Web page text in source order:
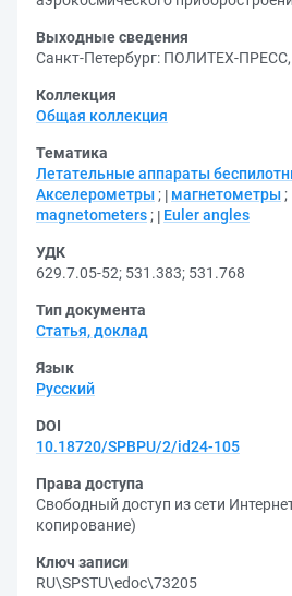
Выходные сведения
Санкт-Петербург: ПОЛИТЕХ-
Коллекция
Общая коллекция
Тематика
Летательные аппараты
Акселерометры ; магнетометры ;
magnetometers ; Euler angles
УДК
629.7.05-52; 531.383; 531.768
Тип документа
Статья, доклад
Язык
Русский
DOI
10.18720/SPBPU/2/id24-105
Права доступа
Свободный доступ из сети
копирование)
Ключ записи
RU\SPSTU\edoc\73205